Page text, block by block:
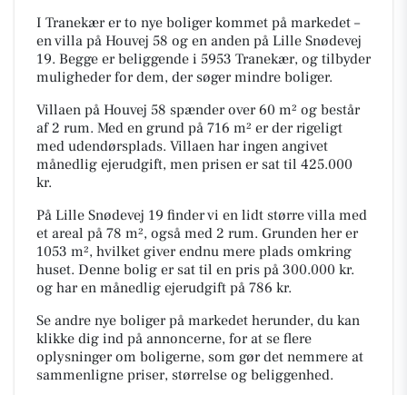
I Tranekær er to nye boliger kommet på markedet –
en villa på Houvej 58 og en anden på Lille Snødevej
19. Begge er beliggende i 5953 Tranekær, og tilbyder
muligheder for dem, der søger mindre boliger.
Villaen på Houvej 58 spænder over 60 m² og består
af 2 rum. Med en grund på 716 m² er der rigeligt
med udendørsplads. Villaen har ingen angivet
månedlig ejerudgift, men prisen er sat til 425.000
kr.
På Lille Snødevej 19 finder vi en lidt større villa med
et areal på 78 m², også med 2 rum. Grunden her er
1053 m², hvilket giver endnu mere plads omkring
huset. Denne bolig er sat til en pris på 300.000 kr.
og har en månedlig ejerudgift på 786 kr.
Se andre nye boliger på markedet herunder, du kan
klikke dig ind på annoncerne, for at se flere
oplysninger om boligerne, som gør det nemmere at
sammenligne priser, størrelse og beliggenhed.